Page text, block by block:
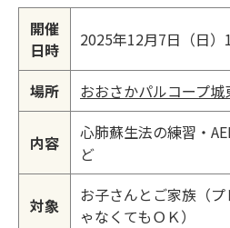
開催
日時
2025年12月7日（日）
場所 おおさかパルコープ
内容
心肺蘇生法の練習・
ど
対象
お子さんとご家族（
ゃなくてもＯＫ）